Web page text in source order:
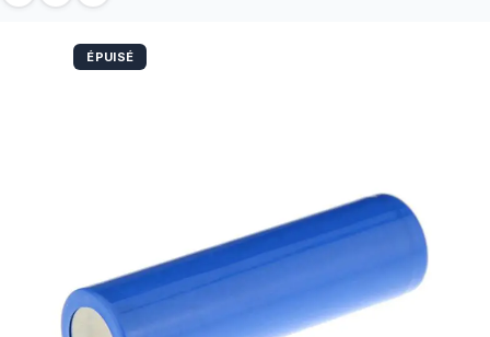
ÉPUISÉ